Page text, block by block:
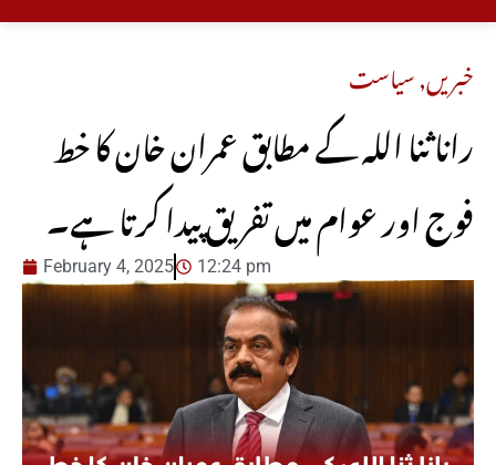
خبریں,سیاست
رانا ثنا اللہ کے مطابق عمران خان کا خط
فوج اور عوام میں تفریق پیدا کرتا ہے۔
February 4, 2025 12:24 pm